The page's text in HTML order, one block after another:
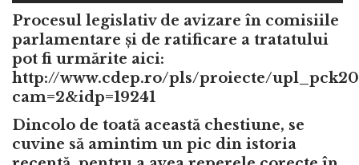
Procesul legislativ de avizare în comisiile
parlamentare și de ratificare a tratatului
pot fi urmărite aici:
http://www.cdep.ro/pls/proiecte/
cam=2&idp=19241
Dincolo de toată această chestiune, se
cuvine să amintim un pic din istoria